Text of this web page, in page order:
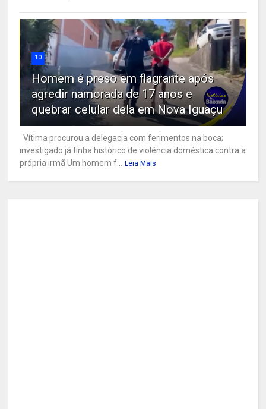
10
Homem é preso em flagrante após
agredir namorada de 17 anos e
quebrar celular dela em Nova Iguaçu
Vítima procurou a delegacia com ferimentos na boca;
investigado já tinha histórico de violência doméstica contra a
própria irmã Um homem f...
Leia Mais